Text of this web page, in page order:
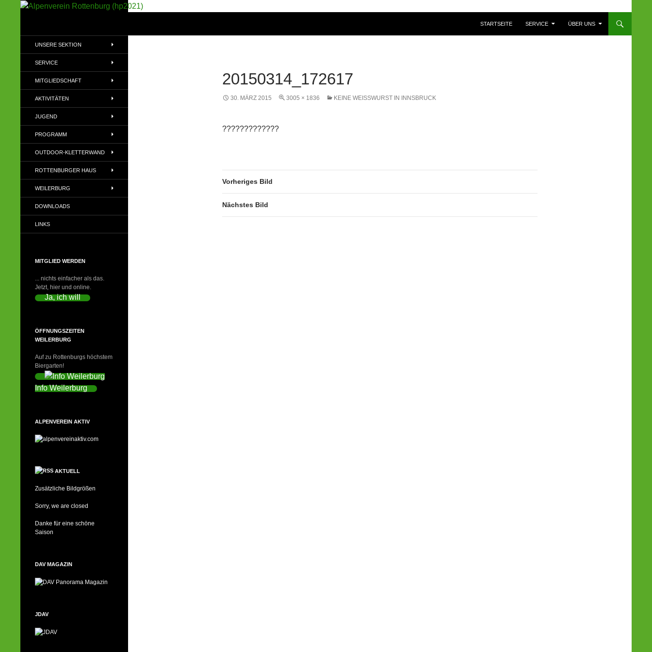
STARTSEITE
SERVICE ÜBER UNS
20150314_172617
30. MÄRZ 2015 3005 × 1836 KEINE WEISSWURST IN INNSBRUCK
?????????????
Vorheriges Bild
Nächstes Bild
(DAV)
UNSERE SEKTION
SERVICE
MITGLIEDSCHAFT
AKTIVITÄTEN
JUGEND
PROGRAMM
OUTDOOR-KLETTERWAND
ROTTENBURGER HAUS
WEILERBURG
DOWNLOADS
LINKS
MITGLIED WERDEN
... nichts einfacher als das.
Jetzt, hier und online.
Ja, ich will
ÖFFNUNGSZEITEN
WEILERBURG
Auf zu Rottenburgs höchstem
Biergarten!
Info Weilerburg
ALPENVEREIN AKTIV
AKTUELL
Zusätzliche Bildgrößen
Sorry, we are closed
Danke für eine schöne
Saison
DAV MAGAZIN
JDAV